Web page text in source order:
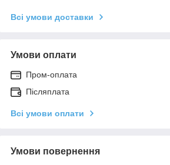
Всі умови доставки
Умови оплати
Пром-оплата
Післяплата
Всі умови оплати
Умови повернення